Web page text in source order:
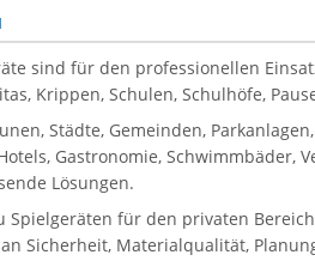
sind für den professionellen
Krippen, Schulen, Schulhöfe,
Städte, Gemeinden,
Gastronomie,
Lösungen.
Spielgeräten für den privaten
Sicherheit, Materialqualität,